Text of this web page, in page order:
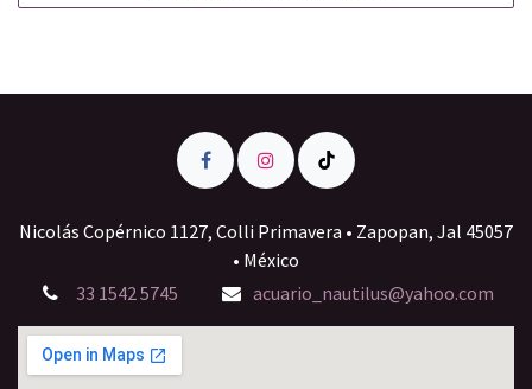
Nicolás Copérnico 1127, Colli Primavera • Zapopan, Jal 45057
• México
33 1542 5745
acuario_nautilus@yahoo.com